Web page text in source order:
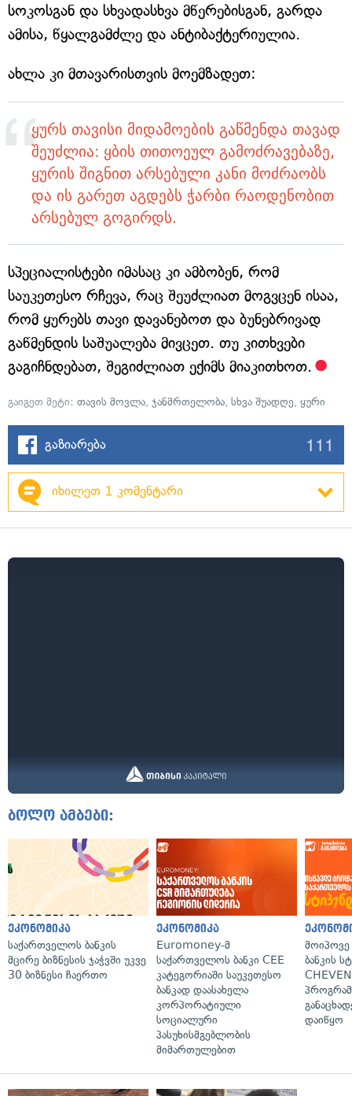
სოკოსგან და სხვადასხვა მწერებისგან, გარდა
ამისა, წყალგამძლე და ანტიბაქტერიულია.
ახლა კი მთავარისთვის მოემზადეთ:
ყურს თავისი მიდამოების გაწმენდა თავად
შეუძლია: ყბის თითოეულ გამოძრავებაზე,
ყურის შიგნით არსებული კანი მოძრაობს
და ის გარეთ აგდებს ჭარბი რაოდენობით
არსებულ გოგირდს.
სპეციალისტები იმასაც კი ამბობენ, რომ
საუკეთესო რჩევა, რაც შეუძლიათ მოგვცენ ისაა,
რომ ყურებს თავი დავანებოთ და ბუნებრივად
გაწმენდის საშუალება მივცეთ. თუ კითხვები
გაგიჩნდებათ, შეგიძლიათ ექიმს მიაკითხოთ.
გაიგეთ მეტი: თავის მოვლა, ჯანმრთელობა, სხვა შუადღე, ყური
გაზიარება 111
იხილეთ 1 კომენტარი
ბოლო ამბები:
ეკონომიკა
საქართველოს ბანკის
მცირე ბიზნესის ჯაჭვში უკვე
30 ბიზნესი ჩაერთო
ეკონომიკა
Euromoney-მ
საქართველოს ბანკი CEE
კატეგორიაში საუკეთესო
ბანკად დაასახელა
კორპორატიული
სოციალური
პასუხისმგებლობის
მიმართულებით
ბანკის
დაიწყო